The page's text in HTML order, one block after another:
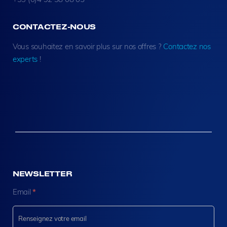
CONTACTEZ-NOUS
Vous souhaitez en savoir plus sur nos offres ? Contactez nos
experts !
NEWSLETTER
N
w
Email*